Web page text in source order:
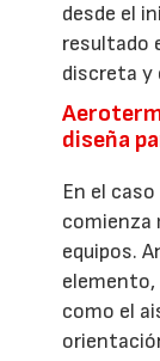
desde el
resultado
discreta y
diseña
En el
comienza
equipos.
como el